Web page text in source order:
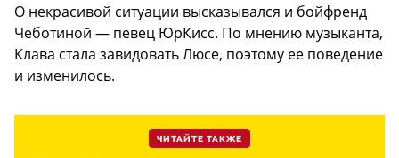
О некрасивой ситуации высказывался и бойфренд
Чеботиной — певец ЮрКисс. По мнению музыканта,
Клава стала завидовать Люсе, поэтому ее поведение
и изменилось.
ЧИТАЙТЕ ТАКЖЕ